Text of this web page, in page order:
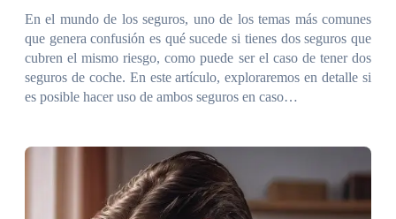
En el mundo de los seguros, uno de los temas más comunes
que genera confusión es qué sucede si tienes dos seguros que
cubren el mismo riesgo, como puede ser el caso de tener dos
seguros de coche. En este artículo, exploraremos en detalle si
es posible hacer uso de ambos seguros en caso…